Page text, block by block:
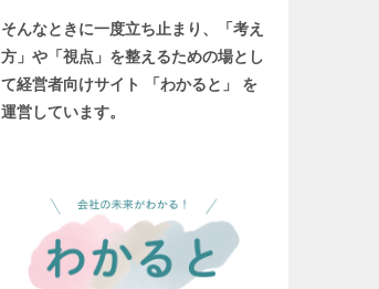
そんなときに一度立ち止まり、「考え
方」や「視点」を整えるための場とし
て経営者向けサイト 「わかると」 を
運営しています。